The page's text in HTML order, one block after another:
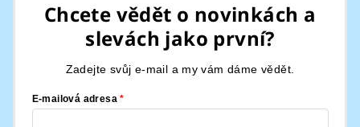
Chcete vědět o novinkách a
slevách jako první?
Zadejte svůj e-mail a my vám dáme vědět.
E-mailová adresa